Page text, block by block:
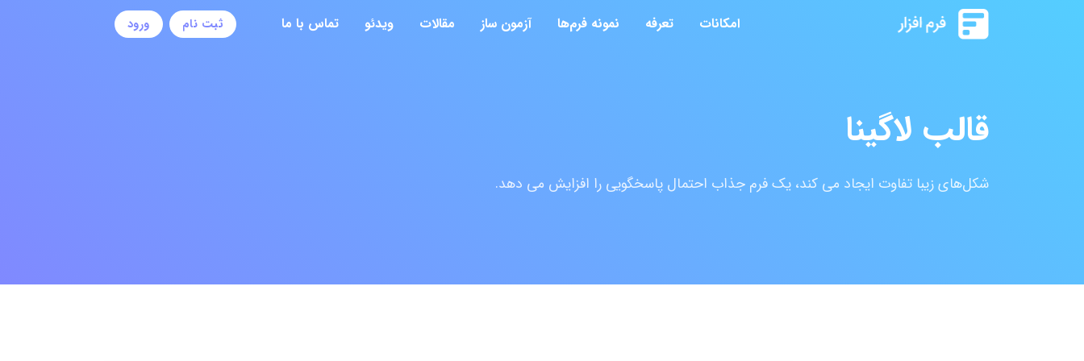
امکانات تعرفه نمونه فرم‌ها آزمون ساز مقالات ویدئو تماس با ما ثبت نام ورود
قالب لاگینا
شکل‌های زیبا تفاوت ایجاد می کند، یک فرم جذاب احتمال پاسخگویی را افزایش می دهد.